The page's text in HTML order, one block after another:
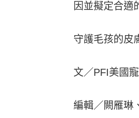
因並擬定合適
守護毛孩的皮
文／PFI美國
編輯／闕雁琳